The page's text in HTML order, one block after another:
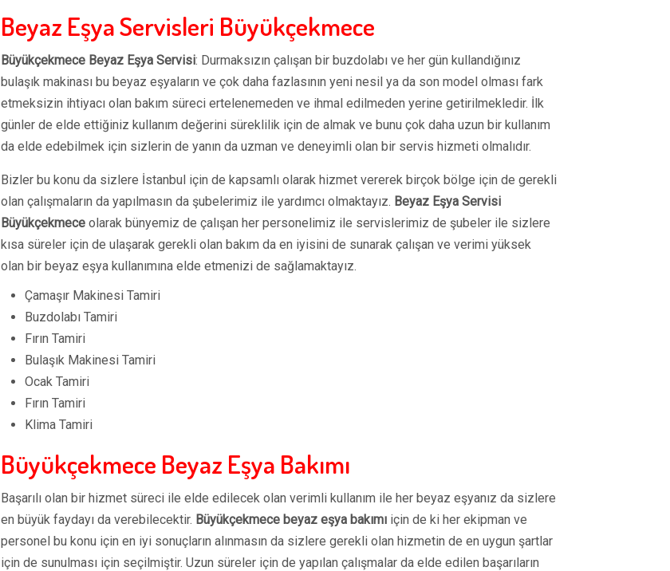
Beyaz Eşya Servisleri Büyükçekmece
Büyükçekmece Beyaz Eşya Servisi: Durmaksızın çalışan bir buzdolabı ve her gün kullandığınız
bulaşık makinası bu beyaz eşyaların ve çok daha fazlasının yeni nesil ya da son model olması fark
etmeksizin ihtiyacı olan bakım süreci ertelenemeden ve ihmal edilmeden yerine getirilmekledir. İlk
günler de elde ettiğiniz kullanım değerini süreklilik için de almak ve bunu çok daha uzun bir kullanım
da elde edebilmek için sizlerin de yanın da uzman ve deneyimli olan bir servis hizmeti olmalıdır.
Bizler bu konu da sizlere İstanbul için de kapsamlı olarak hizmet vererek birçok bölge için de gerekli
olan çalışmaların da yapılmasın da şubelerimiz ile yardımcı olmaktayız. Beyaz Eşya Servisi
Büyükçekmece olarak bünyemiz de çalışan her personelimiz ile servislerimiz de şubeler ile sizlere
kısa süreler için de ulaşarak gerekli olan bakım da en iyisini de sunarak çalışan ve verimi yüksek
olan bir beyaz eşya kullanımına elde etmenizi de sağlamaktayız.
Çamaşır Makinesi Tamiri
Buzdolabı Tamiri
Fırın Tamiri
Bulaşık Makinesi Tamiri
Ocak Tamiri
Fırın Tamiri
Klima Tamiri
Büyükçekmece Beyaz Eşya Bakımı
Başarılı olan bir hizmet süreci ile elde edilecek olan verimli kullanım ile her beyaz eşyanız da sizlere
en büyük faydayı da verebilecektir. Büyükçekmece beyaz eşya bakımı için de ki her ekipman ve
personel bu konu için en iyi sonuçların alınmasın da sizlere gerekli olan hizmetin de en uygun şartlar
için de sunulması için seçilmiştir. Uzun süreler için de yapılan çalışmalar da elde edilen başarıların